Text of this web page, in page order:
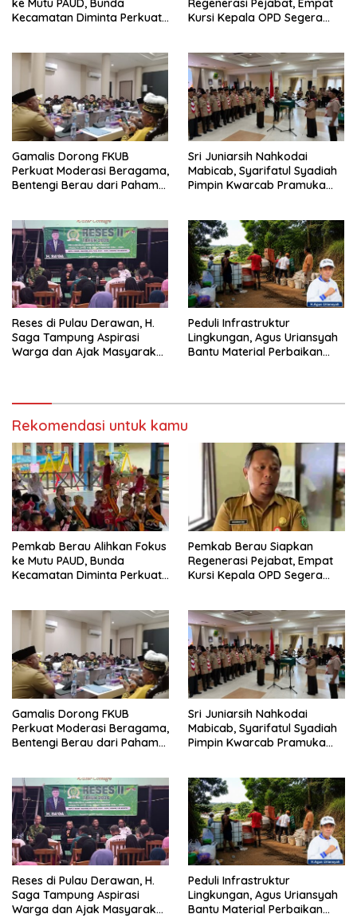
ke Mutu PAUD, Bunda
Kecamatan Diminta Perkuat
Regenerasi Pejabat, Empat
Kursi Kepala OPD Segera
Gamalis Dorong FKUB
Perkuat Moderasi Beragama,
Bentengi Berau dari Paham
Sri Juniarsih Nahkodai
Mabicab, Syarifatul Syadiah
Pimpin Kwarcab Pramuka
Reses di Pulau Derawan, H.
Saga Tampung Aspirasi
Warga dan Ajak Masyarakat
Peduli Infrastruktur
Lingkungan, Agus Uriansyah
Bantu Material Perbaikan
Rekomendasi untuk kamu
Pemkab Berau Alihkan Fokus
ke Mutu PAUD, Bunda
Kecamatan Diminta Perkuat
Pemkab Berau Siapkan
Regenerasi Pejabat, Empat
Kursi Kepala OPD Segera
Gamalis Dorong FKUB
Perkuat Moderasi Beragama,
Bentengi Berau dari Paham
Sri Juniarsih Nahkodai
Mabicab, Syarifatul Syadiah
Pimpin Kwarcab Pramuka
Reses di Pulau Derawan, H.
Saga Tampung Aspirasi
Warga dan Ajak Masyarakat
Peduli Infrastruktur
Lingkungan, Agus Uriansyah
Bantu Material Perbaikan